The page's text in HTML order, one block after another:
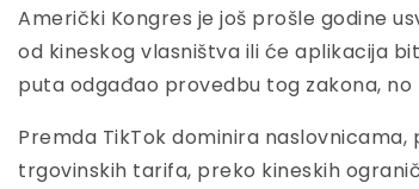
Američki Kongres je još prošle godine
od kineskog vlasništva ili će aplikacija
puta odgađao provedbu tog zakona, no
Premda TikTok dominira
trgovinskih tarifa, preko kineskih